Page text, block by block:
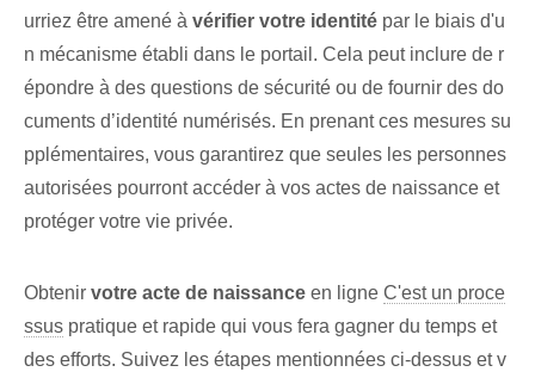
urriez être amené à vérifier votre identité ‍par le biais d'u
n mécanisme établi dans ⁤le portail. Cela peut inclure de r
épondre à des questions de sécurité ou de fournir des do
cuments d’identité numérisés. En prenant ces mesures su
pplémentaires, vous garantirez que seules les personnes
autorisées pourront accéder à vos actes de naissance et
protéger votre vie privée.
Obtenir votre acte de naissance en ligne⁤ C'est un proce
ssus pratique ⁢et ⁤rapide‍ qui vous fera gagner du temps⁢ et
des efforts. Suivez les étapes mentionnées ci-dessus et v